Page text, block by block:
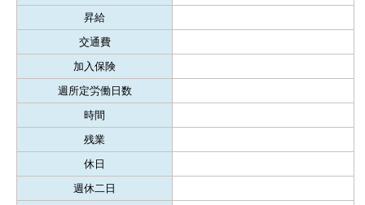
昇給
交通費
加入保険
週所定労働日数
時間
残業
休日
週休二日